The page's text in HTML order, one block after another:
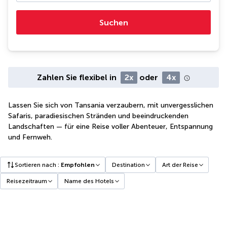
Suchen
Zahlen Sie flexibel in 2x oder 4x
Lassen Sie sich von Tansania verzaubern, mit unvergesslichen
Safaris, paradiesischen Stränden und beeindruckenden
Landschaften — für eine Reise voller Abenteuer, Entspannung
und Fernweh.
Sortieren nach : Empfohlen Destination Art der Reise
Reisezeitraum Name des Hotels